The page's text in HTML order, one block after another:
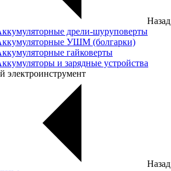
Назад
дрели-шуруповерты
УШМ (болгарки)
гайковерты
и зарядные устройства
электроинструмент
Назад